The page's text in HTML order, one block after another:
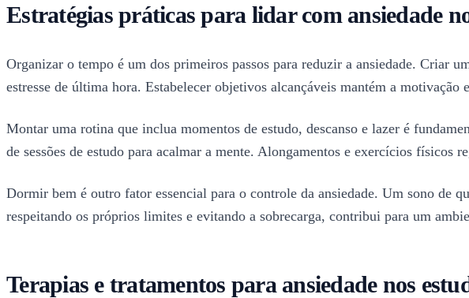
Estratégias práticas para lidar com ansiedade
Organizar o tempo é um dos primeiros passos para reduzir a ansiedade. Criar
estresse de última hora. Estabelecer objetivos alcançáveis mantém a motivação
Montar uma rotina que inclua momentos de estudo, descanso e lazer é
de sessões de estudo para acalmar a mente. Alongamentos e exercícios físicos
Dormir bem é outro fator essencial para o controle da ansiedade. Um sono de
respeitando os próprios limites e evitando a sobrecarga, contribui para um
Terapias e tratamentos para ansiedade nos